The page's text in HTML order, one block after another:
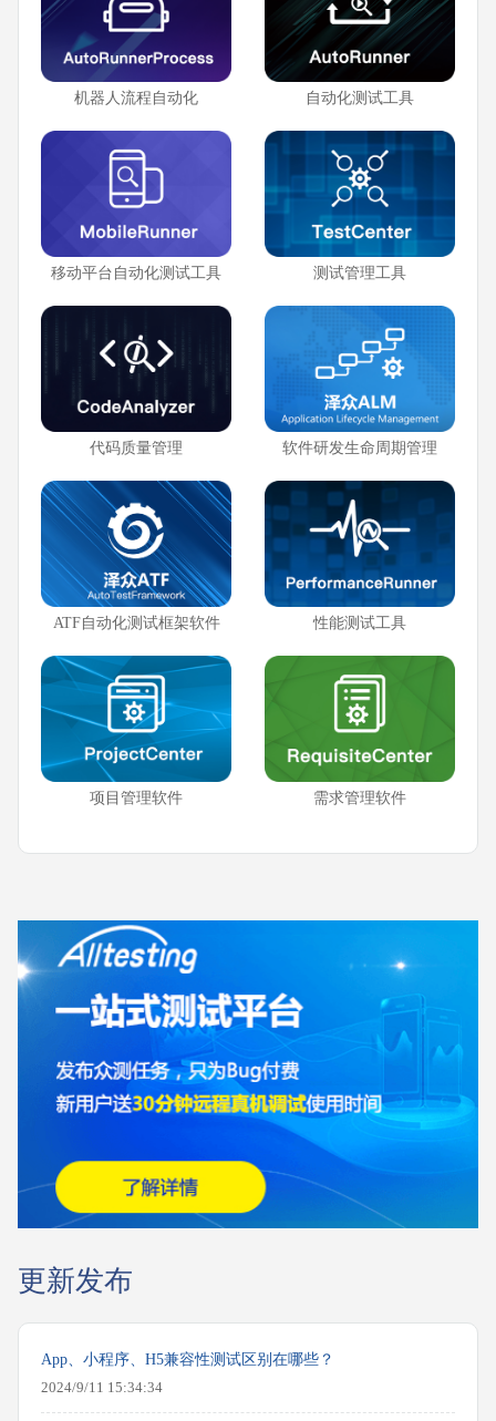
机器人流程自动化 自动化测试工具
移动平台自动化测试工具 测试管理工具
代码质量管理 软件研发生命周期管理
ATF自动化测试框架软件 性能测试工具
项目管理软件 需求管理软件
更新发布
App、小程序、H5兼容性测试区别在哪些？
2024/9/11 15:34:34